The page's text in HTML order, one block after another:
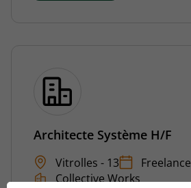
Architecte Système H/F
Vitrolles - 13
Freelance
Collective Works